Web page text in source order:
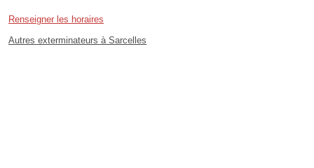
Renseigner les horaires
Autres exterminateurs à Sarcelles